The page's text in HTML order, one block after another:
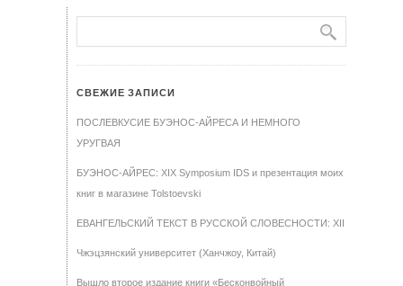
СВЕЖИЕ ЗАПИСИ
ПОСЛЕВКУСИЕ БУЭНОС-АЙРЕСА И НЕМНОГО
УРУГВАЯ
БУЭНОС-АЙРЕС: XIX Symposium IDS и презентация моих
книг в магазине Tolstoevski
ЕВАНГЕЛЬСКИЙ ТЕКСТ В РУССКОЙ СЛОВЕСНОСТИ: XII
Чжэцзянский университет (Ханчжоу, Китай)
Вышло второе издание книги «Бесконвойный